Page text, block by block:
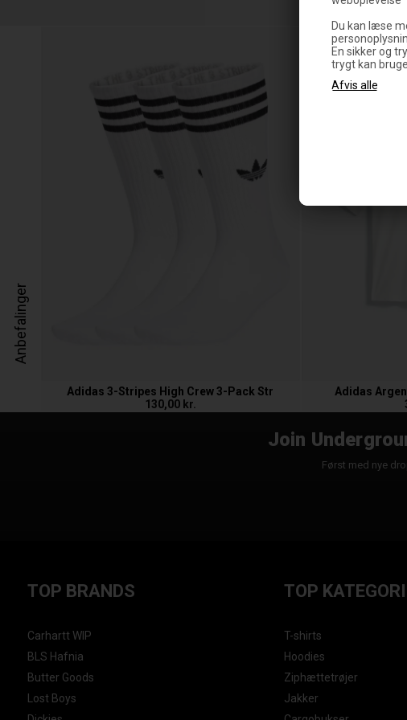
Du kan læse
En sikker og
trygt kan
Anbefalinger
Adidas 3-Stripes High Crew 3-Pack Str
130,00 kr.
Adidas
Join
Først med nye
TOP BRANDS
Carhartt WIP
BLS Hafnia
Butter Goods
Lost Boys
TOP
T-shirts
Hoodies
Ziphættetrøjer
Jakker